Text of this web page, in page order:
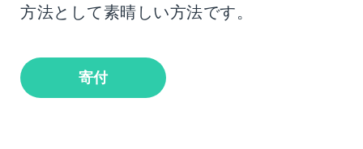
方法として素晴しい方法です。
寄付